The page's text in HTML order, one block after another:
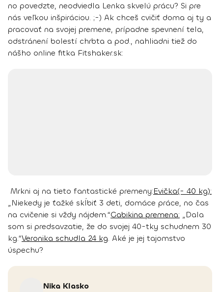
no povedzte, neodviedla Lenka skvelú prácu? Si pre
nás veľkou inšpiráciou. ;-) Ak chceš cvičiť doma aj ty a
pracovať na svojej premene, prípadne spevnení tela,
odstránení bolestí chrbta a pod., nahliadni tiež do
nášho online fitka Fitshaker.sk:
Mrkni aj na tieto fantastické premeny:Evička(- 40 kg):
„Niekedy je ťažké skĺbiť 3 deti, domáce práce, no čas
na cvičenie si vždy nájdem.“Gabikina premena: „Dala
som si predsavzatie, že do svojej 40-tky schudnem 30
kg.“Veronika schudla 24 kg. Aké je jej tajomstvo
úspechu?
Nika Klasko